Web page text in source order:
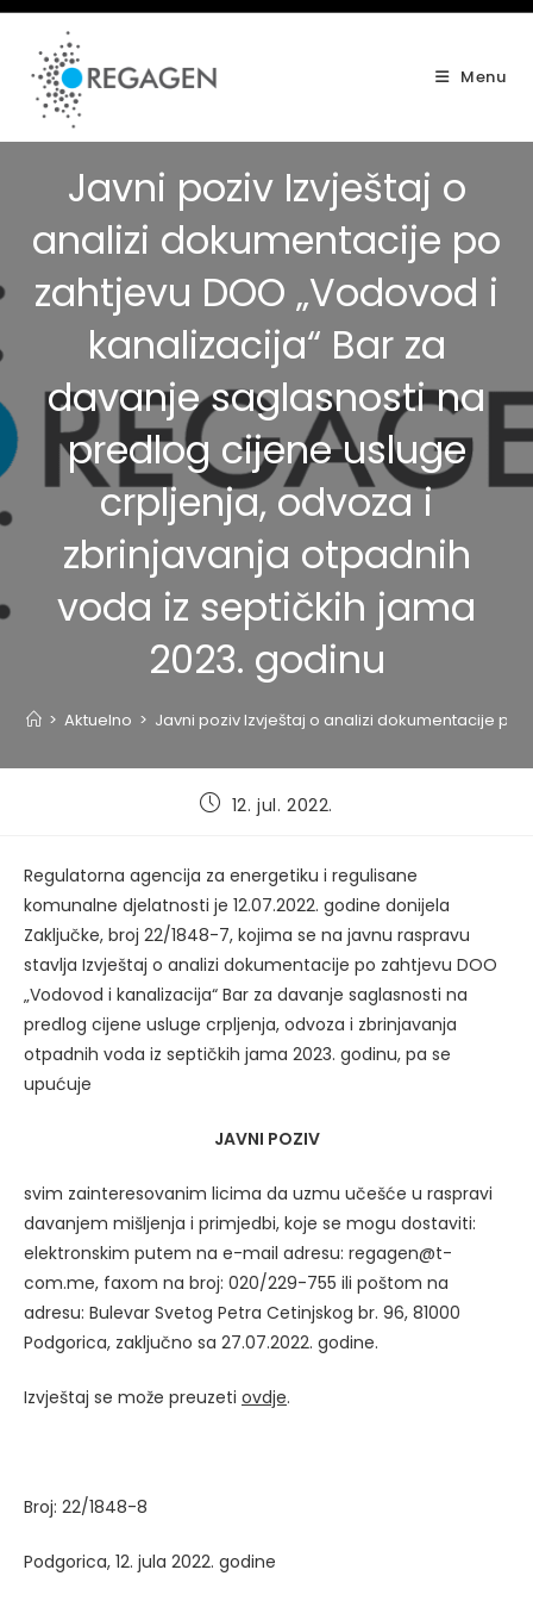
Skip
content
Menu
Javni poziv Izvještaj o
analizi dokumentacije po
zahtjevu DOO „Vodovod i
kanalizacija“ Bar za
davanje saglasnosti na
predlog cijene usluge
crpljenja, odvoza i
zbrinjavanja otpadnih
voda iz septičkih jama
2023. godinu
> Aktuelno > Javni poziv Izvještaj o analizi dokumentacije po
Post12. jul. 2022.
Regulatorna agencija za energetiku i regulisane
komunalne djelatnosti je 12.07.2022. godine donijela
Zaključke, broj 22/1848-7, kojima se na javnu raspravu
stavlja Izvještaj o analizi dokumentacije po zahtjevu DOO
„Vodovod i kanalizacija“ Bar za davanje saglasnosti na
predlog cijene usluge crpljenja, odvoza i zbrinjavanja
otpadnih voda iz septičkih jama 2023. godinu, pa se
upućuje
JAVNI POZIV
svim zainteresovanim licima da uzmu učešće u raspravi
davanjem mišljenja i primjedbi, koje se mogu dostaviti:
elektronskim putem na e-mail adresu: regagen@t-
com.me, faxom na broj: 020/229-755 ili poštom na
adresu: Bulevar Svetog Petra Cetinjskog br. 96, 81000
Podgorica, zaključno sa 27.07.2022. godine.
Izvještaj se može preuzeti ovdje.
Broj: 22/1848-8
Podgorica, 12. jula 2022. godine